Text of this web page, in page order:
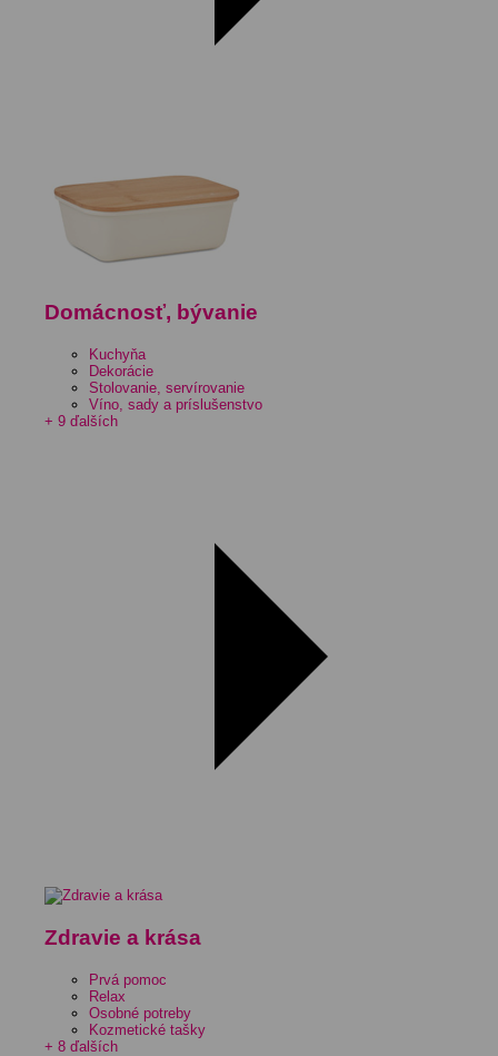
Domácnosť, bývanie
Kuchyňa
Dekorácie
Stolovanie, servírovanie
Víno, sady a príslušenstvo
+ 9 ďalších
Zdravie a krása
Prvá pomoc
Relax
Osobné potreby
Kozmetické tašky
+ 8 ďalších